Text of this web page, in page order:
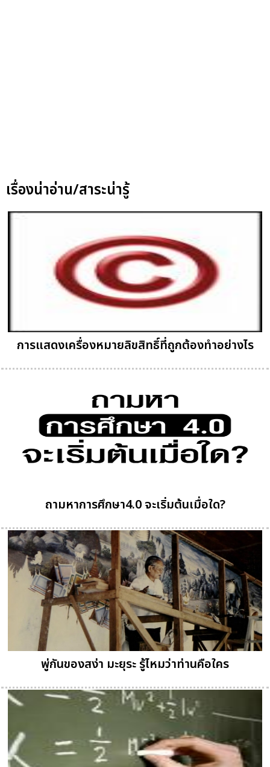
เรื่องน่าอ่าน/สาระน่ารู้
การแสดงเครื่องหมายลิขสิทธิ์ที่ถูกต้องทำอย่างไร
ถามหาการศึกษา4.0 จะเริ่มต้นเมื่อใด?
พู่กันของสง่า มะยุระ รู้ไหมว่าท่านคือใคร